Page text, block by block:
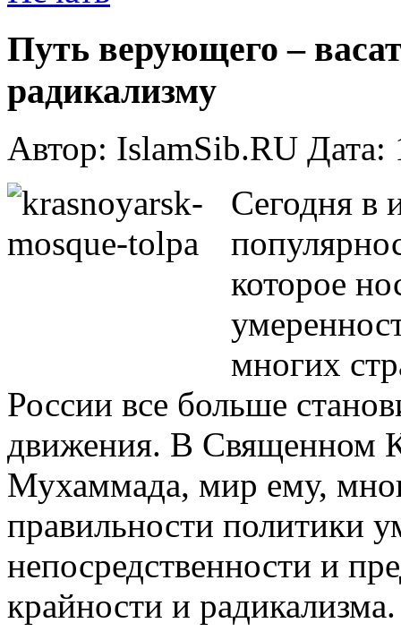
Путь верующего –
радикализму
Автор: IslamSib.RU Дата:
Сегодня в
которое
многих
России все больше
движения. В Священном
Мухаммада, мир ему,
правильности политики
непосредственности и
крайности и радикализма.